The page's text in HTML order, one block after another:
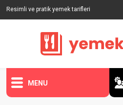
Resimli ve pratik yemek tarifleri
MENU